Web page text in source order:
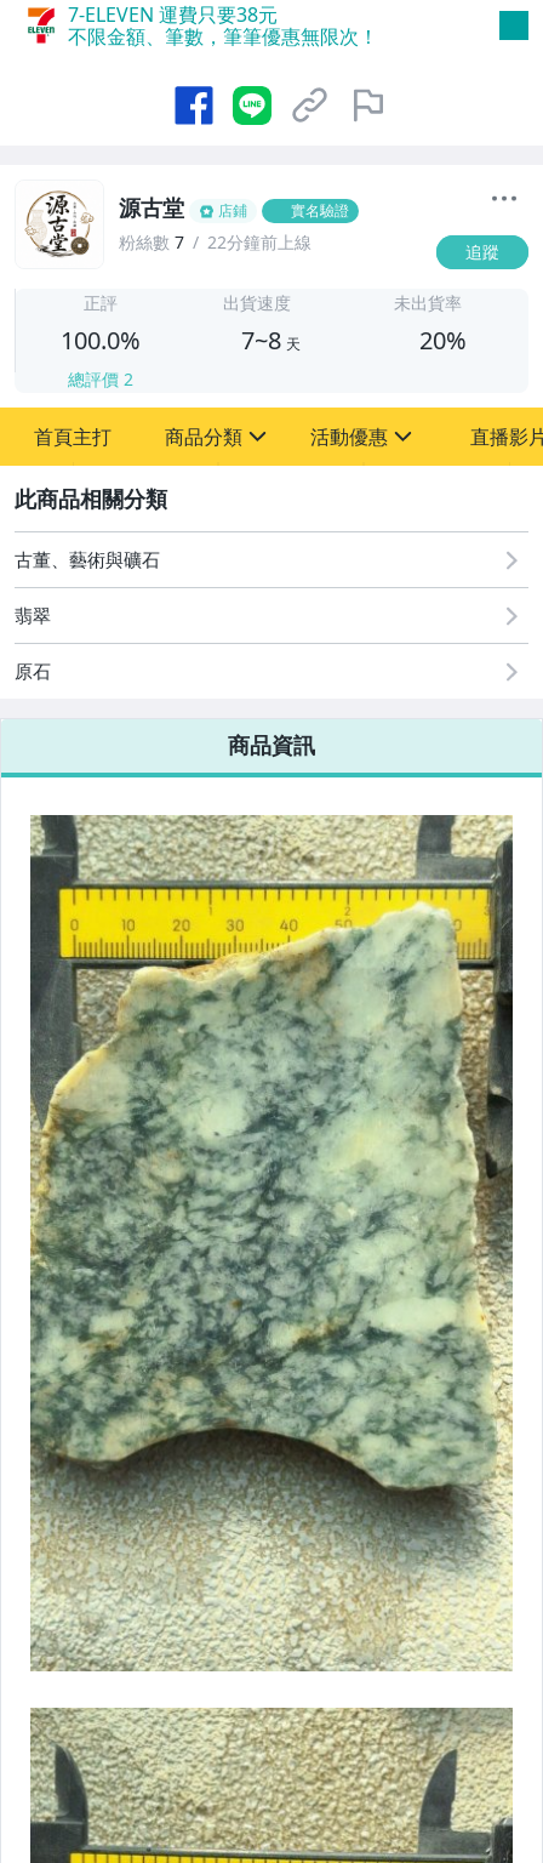
7-ELEVEN 運費只要38元
不限金額、筆數，筆筆優惠無限次！
源古堂 店鋪 實名驗證
粉絲數 7 22分鐘前上線 追蹤
正評
100.0%
總評價 2
出貨速度
7~8 天
未出貨率
20%
首頁主打 商品分類
其它
活動優惠
[全店] 周年慶
[全店] 粉絲專享
直播影
古董、藝術與礦石
翡翠
原石
商品資訊